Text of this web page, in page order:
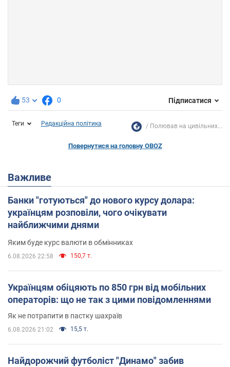
53 0 Підписатися
Теги Редакційна політика Полював на цивільних...
Повернутися на головну OBOZ
Важливе
Банки "готуються" до нового курсу долара:
українцям розповіли, чого очікувати
найближчими днями
Яким буде курс валюти в обмінниках
6.08.2026 22:58 150,7 т.
Українцям обіцяють по 850 грн від мобільних
операторів: що не так з цими повідомленнями
Як не потрапити в пастку шахраїв
6.08.2026 21:02 15,5 т.
Найдорожчий футболіст "Динамо" забив